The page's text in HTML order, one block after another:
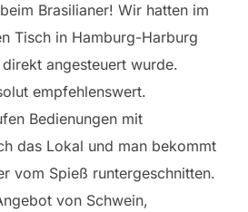
Brasilianer! Wir hatten im
Tisch in Hamburg-Harburg
angesteuert wurde.
empfehlenswert.
Bedienungen mit
das Lokal und man bekommt
vom Spieß runtergeschnitten.
von Schwein,